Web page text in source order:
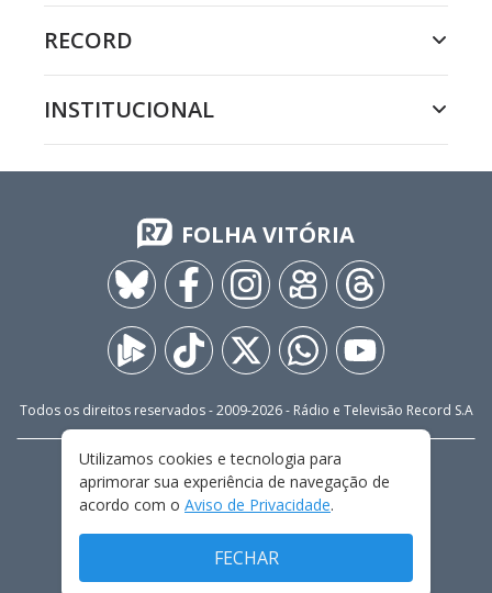
RECORD
INSTITUCIONAL
FOLHA VITÓRIA
Todos os direitos reservados - 2009-2026- Rádio e Televisão Record S.A
FALE CONOSCO
PRIVACIDADE
TERMOS E CONDIÇÕES DE USO
Utilizamos cookies e tecnologia para
aprimorar sua experiência de navegação de
acordo com o Aviso de Privacidade.
FECHAR